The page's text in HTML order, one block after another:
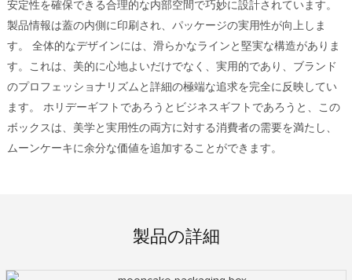
安定性を確保できる合理的な内部空間で巧妙に設計されています。
製品情報は蓋の内側に印刷され、パッケージの実用性が向上しま
す。 全体的なデザインには、滑らかなラインと堅実な構造がありま
す。これは、美的に心地よいだけでなく、実用的であり、ブランド
のプロフェッショナリズムと詳細の極端な追求を完全に反映してい
ます。 ホリデーギフトであろうとビジネスギフトであろうと、この
ボックスは、美学と実用性の両方に対する消費者の需要を満たし、
ムーンケーキに余分な価値を追加することができます。
製品の詳細